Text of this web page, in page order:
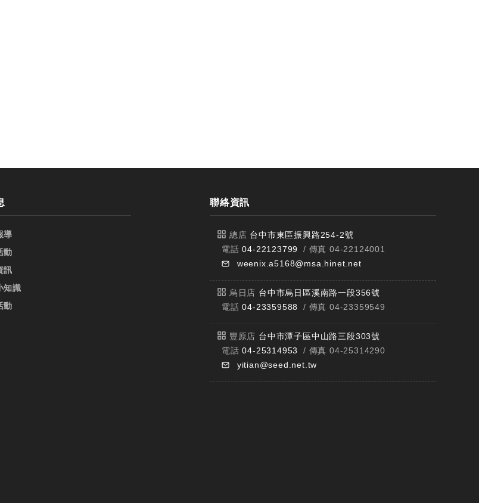
導
動
訊
知識
動
聯絡資訊
總店 台中市東區振興路254-2號
電話04-22123799
/ 傳真 04-22124001
weenix.a5168@msa.hinet.net
烏日店 台中市烏日區溪南路一段356號
電話04-23359588 / 傳真 04-23359549
豐原店 台中市潭子區中山路三段303號
電話04-25314953
/ 傳真 04-25314290
yitian@seed.net.tw